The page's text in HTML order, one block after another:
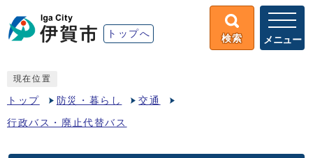
トップへ 検索 メニュー
現在位置
トップ 防災・暮らし 交通
行政バス・廃止代替バス